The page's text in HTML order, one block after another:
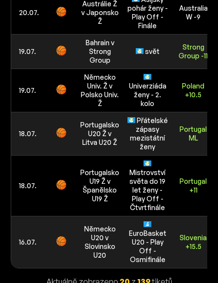
20.07.
Austrálie Ž
v Japonsko
Ž
pohár ženy -
Play Off -
Finále
Australia
W -9
19.07.
Bahrain v
Strong
Group
svět
Strong
Group -11
19.07.
Německo
Univ. Ž v
Polsko Univ.
Ž
Univerziáda
ženy - 2.
kolo
Poland
+10.5
18.07.
Portugalsko
U20 Ž v
Litva U20 Ž
Přátelské
zápasy
mezistátní
ženy
Portugal
ML
18.07.
Portugalsko
U19 Ž v
Španělsko
U19 Ž
Mistrovství
světa do 19
let ženy -
Play Off -
Čtvrtfinále
Portugal
+11
16.07.
Německo
U20 v
Slovinsko
U20
EuroBasket
U20 - Play
Off -
Osmifinále
Slovenia
+15.5